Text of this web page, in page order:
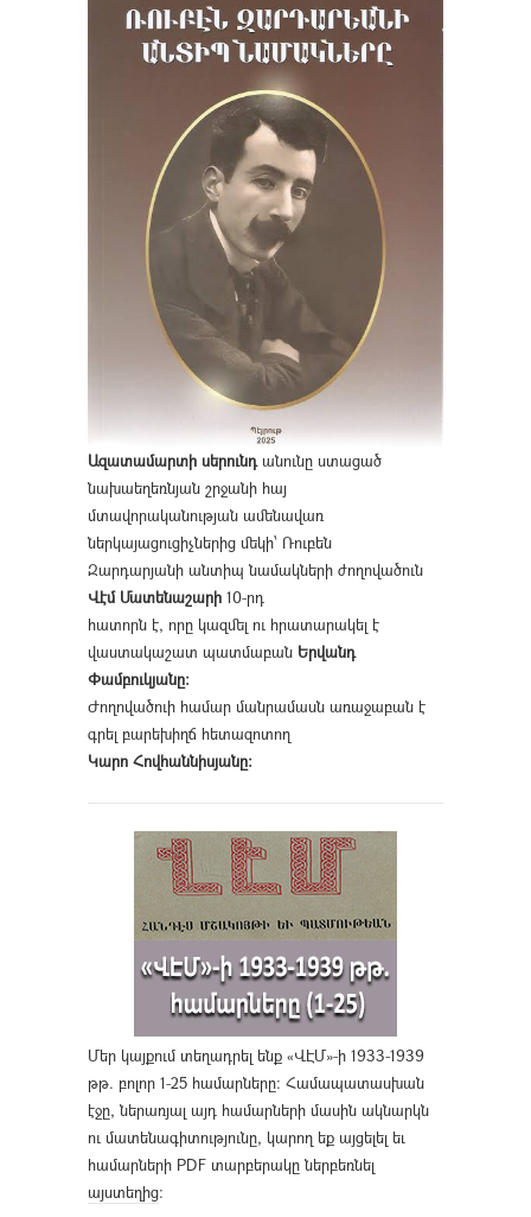
Ազատամարտի սերունդանունը ստացած
նախաեղեռնյան շրջանի հայ
մտավորականության ամենավառ
ներկայացուցիչներից մեկի՝ Ռուբեն
Զարդարյանի անտիպ նամակների ժողովածուն
Վէմ Մատենաշարի 10-րդ
հատորն է, որը կազմել ու հրատարակել է
վաստակաշատ պատմաբան Երվանդ
Փամբուկյանը։
Ժողովածուի համար մանրամասն առաջաբան է
գրել բարեխիղճ հետազոտող
Կարո Հովհաննիսյանը։
Մեր կայքում տեղադրել ենք «ՎԷՄ»-ի 1933-1939
թթ. բոլոր 1-25 համարները։ Համապատասխան
էջը, ներառյալ այդ համարների մասին ակնարկն
ու մատենագիտությունը, կարող եք այցելել եւ
համարների PDF տարբերակը ներբեռնել
այստեղից։